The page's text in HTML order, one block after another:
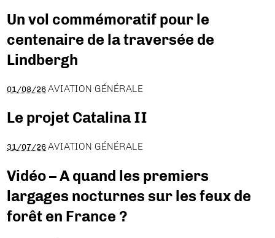
Un vol commémoratif pour le
centenaire de la traversée de
Lindbergh
01/08/26 AVIATION GÉNÉRALE
Le projet Catalina II
31/07/26 AVIATION GÉNÉRALE
Vidéo – A quand les premiers
largages nocturnes sur les feux de
forêt en France ?